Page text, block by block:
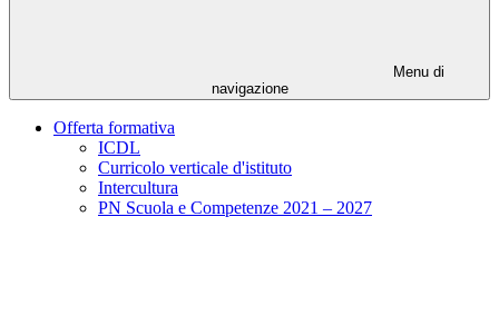
Menu di
navigazione
Offerta formativa
ICDL
Curricolo verticale d'istituto
Intercultura
PN Scuola e Competenze 2021 – 2027